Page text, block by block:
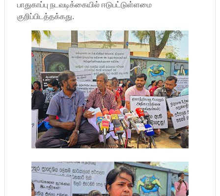
பாதுகாப்பு நடவடிக்கையில் ஈடுபட்டுள்ளமை
குறிப்பிடத்தக்கது.